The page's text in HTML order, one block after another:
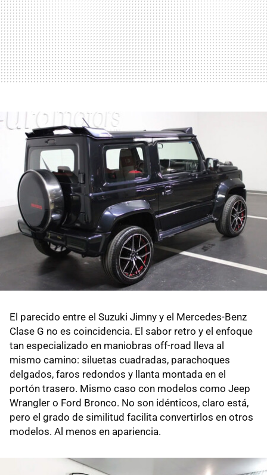
El parecido entre el Suzuki Jimny y el Mercedes-Benz
Clase G no es coincidencia. El sabor retro y el enfoque
tan especializado en maniobras off-road lleva al
mismo camino: siluetas cuadradas, parachoques
delgados, faros redondos y llanta montada en el
portón trasero. Mismo caso con modelos como Jeep
Wrangler o Ford Bronco. No son idénticos, claro está,
pero el grado de similitud facilita convertirlos en otros
modelos. Al menos en apariencia.